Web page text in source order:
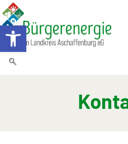
Werkzeugleiste